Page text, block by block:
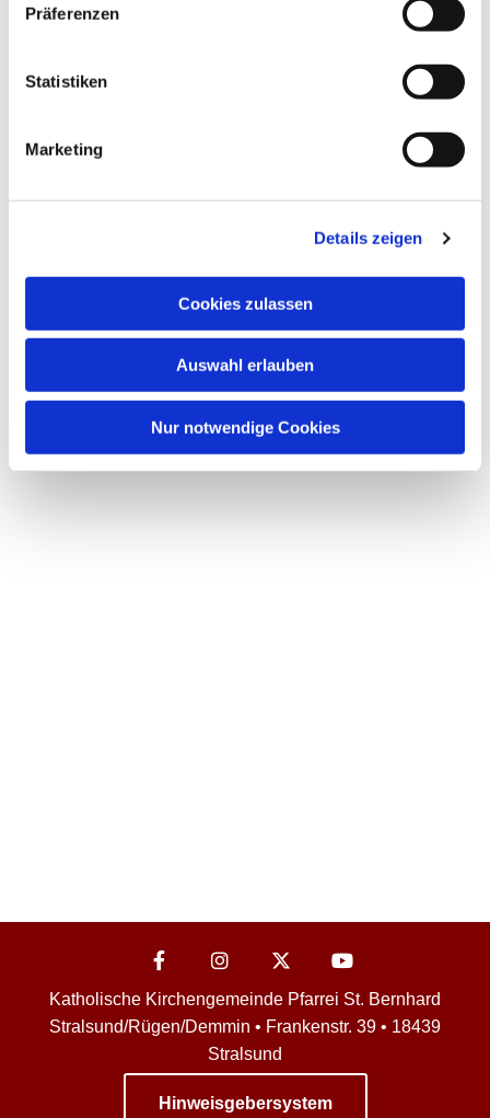
Präferenzen
Statistiken
Marketing
Details zeigen
Cookies zulassen
Auswahl erlauben
Nur notwendige Cookies
Dies könnte Sie auch
interessieren
Katholische Kirchengemeinde Pfarrei St. Bernhard
Stralsund/Rügen/Demmin • Frankenstr. 39 • 18439
Stralsund
Hinweisgebersystem